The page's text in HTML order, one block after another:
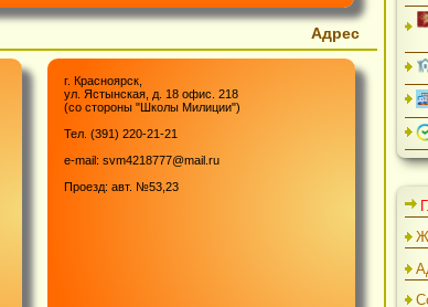
Адрес
ул. Ястынская, д. 18 офис. 218